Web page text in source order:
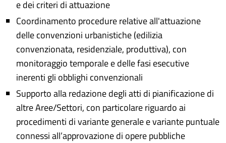
e dei criteri di attuazione
Coordinamento procedure relative all'attuazione
delle convenzioni urbanistiche (edilizia
convenzionata, residenziale, produttiva), con
monitoraggio temporale e delle fasi esecutive
inerenti gli obblighi convenzionali
Supporto alla redazione degli atti di pianificazione di
altre Aree/Settori, con particolare riguardo ai
procedimenti di variante generale e variante puntuale
connessi all’approvazione di opere pubbliche